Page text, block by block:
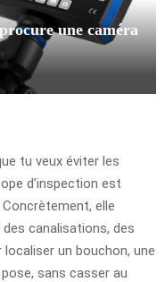
une caméra
tu veux éviter les
d’inspection est
elle
canalisations, des
un bouchon, une
sans casser au